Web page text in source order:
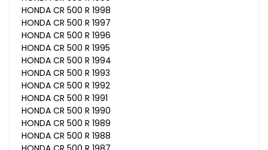
HONDA CR 500 R 1998
HONDA CR 500 R 1997
HONDA CR 500 R 1996
HONDA CR 500 R 1995
HONDA CR 500 R 1994
HONDA CR 500 R 1993
HONDA CR 500 R 1992
HONDA CR 500 R 1991
HONDA CR 500 R 1990
HONDA CR 500 R 1989
HONDA CR 500 R 1988